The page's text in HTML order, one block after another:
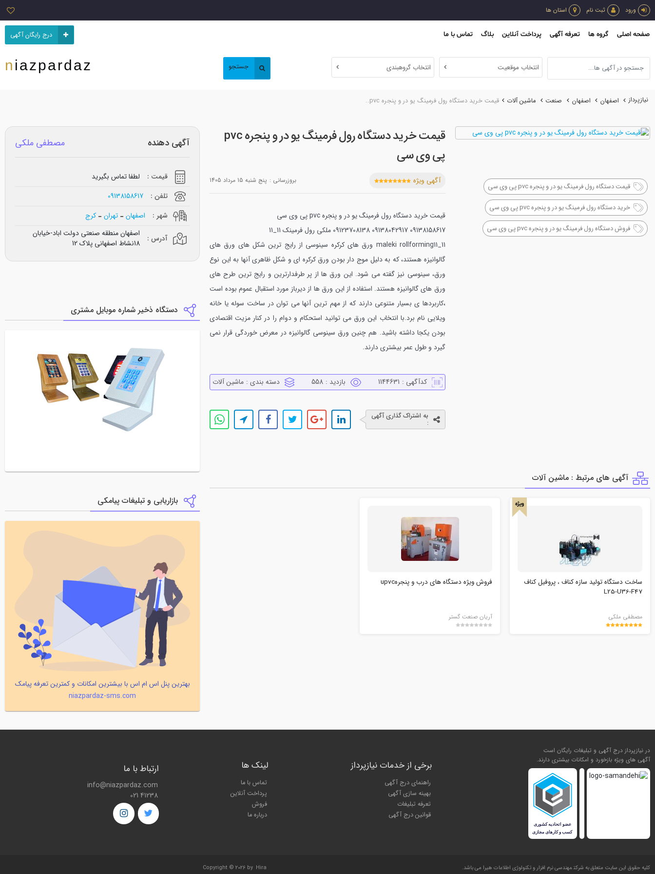
ورود ثبت نام استان ها
درج رایگان آگهی صفحه اصلی گروه ها تعرفه آگهی پرداخت آنلاین بلاگ تماس با ما
انتخاب موقعیت انتخاب گروهبندی جستجو niazpardaz
نیازپرداز اصفهان اصفهان صنعت ماشين آلات قیمت خرید دستگاه رول فرمینگ یو در و پنجره pvc..
قیمت دستگاه رول فرمینگ یو در و پنجره pvc پی وی سی
خرید دستگاه رول فرمینگ یو در و پنجره pvc پی وی سی
فروش دستگاه رول فرمینگ یو در و پنجره pvc پی وی سی
قیمت خرید دستگاه رول فرمینگ یو در و پنجره pvc
پی وی سی
آگهی ویژه بروزرسانی : پنج شنبه 15 مرداد 1405
قیمت خرید دستگاه رول فرمینگ یو در و پنجره pvc پی وی سی
09138158617 09138042917
maleki rollforming11_11 ورق های کرکره سینوسی از رایج ترین شکل های ورق های
گالوانیزه هستند، که به دلیل موج دار بودن ورق کرکره ای و شکل ظاهری آنها به این نوع
ورق، سینوسی نیز گفته می شود. این ورق ها از پر طرفدارترین و رایج ترین طرح های
ورق های گالوانیزه هستند. استفاده از این ورق ها از دیرباز مورد استقبال عموم بوده است
،کاربردها ی بسیار متنوعی دارند که از مهم ترین آنها می توان در ساخت سوله یا خانه
ویلایی نام برد.با انتخاب این ورق می توانید استحکام و دوام را در کنار مزیت اقتصادی
بودن یکجا داشته باشید. هم چنین ورق سینوسی گالوانیزه در معرض خوردگی قرار نمی
گیرد و طول عمر بیشتری دارند.
کدآگهی : 1144631 بازدید : 558 دسته بندی : ماشين آلات
به اشتراک گذاری آگهی
:
آگهی های مرتبط : ماشين آلات
ویژه
ساخت دستگاه تولید سازه کناف ، پروفیل کناف
L25-U36-F47
مصطفی ملکی
فروش ویژه دستگاه های درب و پنجرهupvc
آریان صنعت گستر
آگهی دهنده مصطفی ملکی
قیمت :
لطفا تماس بگیرید
تلفن :
09138158617
شهر :
اصفهان تهران کرج
آدرس :
اصفهان منطقه صنعتی دولت اباد-خیابان
18نشاط اصفهانی پلاک 12
دستگاه ذخیر شماره موبایل مشتری
بازاریابی و تبلیغات پیامکی
بهترین پنل اس ام اس با بیشترین امکانات و کمترین تعرفه پیامک
niazpardaz-sms.com
در نیازپرداز درج آگهی و تبلیغات رایگان است
آگهی های ویژه بازخورد و امکانات بیشتری دارند.
برخی از خدمات نیازپرداز
راهنمای درج آگهی
بهینه سازی آگهی
تعرفه تبلیغات
قوانین درج آگهی
لینک ها
تماس با ما
پرداخت آنلاین
فروش
درباره ما
ارتباط با ما
info@niazpardaz.com
021 41238
کليه حقوق اين سايت متعلق به شرکتمهندسی نرم افزار و تکنولوژی اطلاعات هیرا می باشد. Copyright © 2026 by Hira